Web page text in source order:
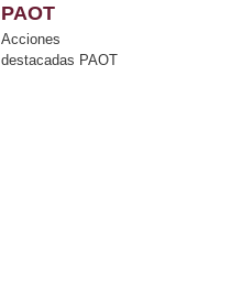
PAOT
Acciones
destacadas PAOT